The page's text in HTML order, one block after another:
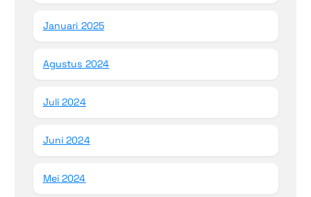
Januari 2025
Agustus 2024
Juli 2024
Juni 2024
Mei 2024